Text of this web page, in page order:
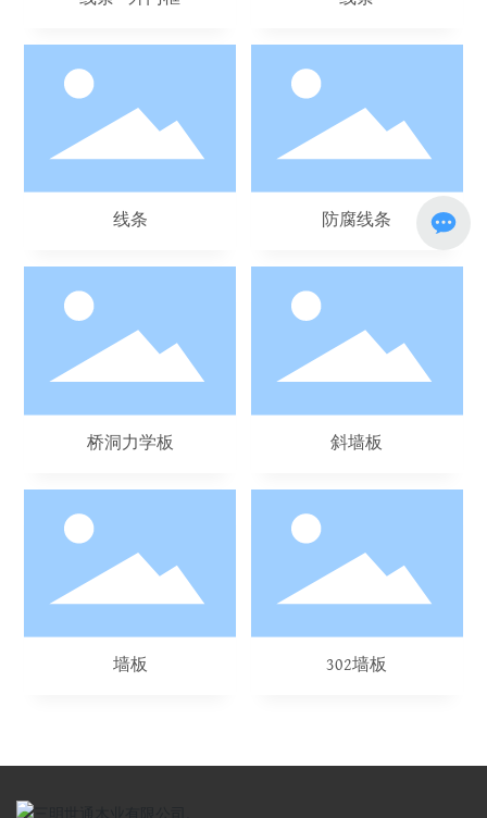
线条 防腐线条
桥洞力学板 斜墙板
墙板 302墙板